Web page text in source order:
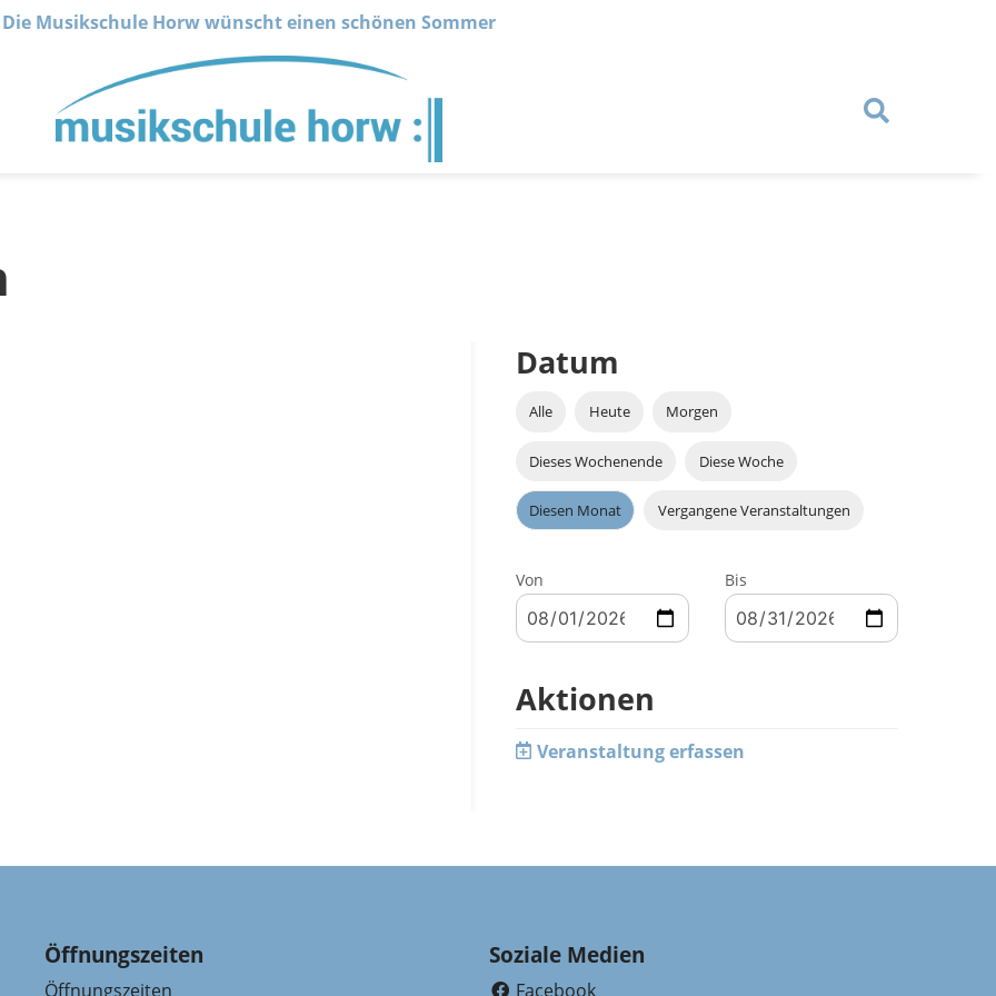
Die Musikschule Horw wünscht einen schönen Sommer
Datum
Alle Heute Morgen
Dieses Wochenende Diese Woche
Diesen Monat Vergangene Veranstaltungen
Von Bis
Aktionen
Veranstaltung erfassen
Öffnungszeiten
Öffnungszeiten
Soziale Medien
Facebook